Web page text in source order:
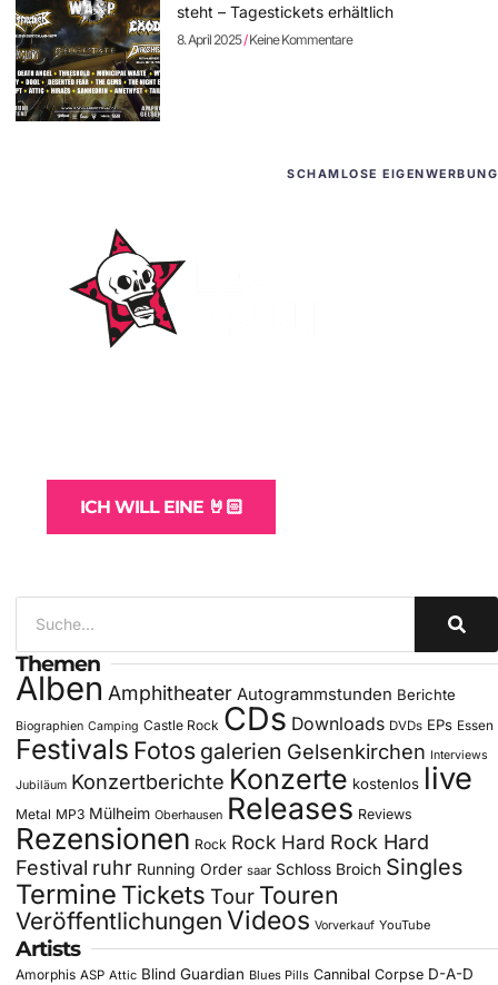
steht – Tagestickets erhältlich
8. April 2025 Keine Kommentare
SCHAMLOSE EIGENWERBUNG
ICH WILL EINE 🤘🏻
Themen
Alben Amphitheater Autogrammstunden Berichte
Biographien Camping Castle Rock CDs Downloads DVDs EPs Essen
Festivals Fotos galerien Gelsenkirchen Interviews
Jubiläum Konzertberichte Konzerte kostenlos live
Metal MP3 Mülheim Oberhausen Releases Reviews
Rezensionen Rock Rock Hard Rock Hard
Festival ruhr Running Order saar Schloss Broich Singles
Termine Tickets Tour Touren
Veröffentlichungen Videos Vorverkauf YouTube
Artists
Amorphis ASP Attic Blind Guardian Blues Pills Cannibal Corpse D-A-D